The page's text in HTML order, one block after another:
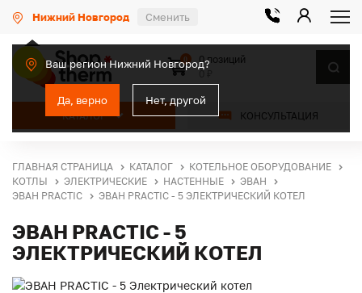
Нижний Новгород Сменить
Ваш регион Нижний Новгород?
Да, верно Нет, другой
КАТАЛОГ КОНСУЛЬТАЦИЯ
0
0 позиций
ГЛАВНАЯ СТРАНИЦА КАТАЛОГ
КОТЕЛЬНОЕ ОБОРУДОВАНИЕ
КОТЛЫ
ЭЛЕКТРИЧЕСКИЕ НАСТЕННЫЕ
ЭВАН
ЭВАН PRACTIC
ЭВАН PRACTIC - 5 ЭЛЕКТРИЧЕСКИЙ КОТЕЛ
ЭВАН PRACTIC - 5
ЭЛЕКТРИЧЕСКИЙ КОТЕЛ